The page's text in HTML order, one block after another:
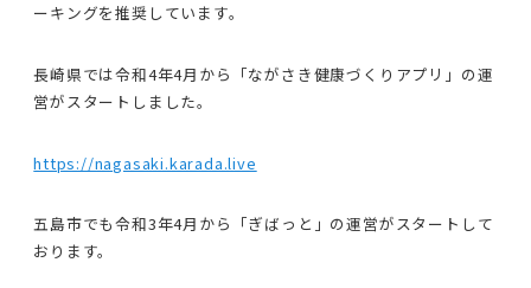
ーキングを推奨しています。
長崎県では令和4年4月から「ながさき健康づくりアプリ」の運
営がスタートしました。
https://nagasaki.karada.live
五島市でも令和3年4月から「ぎばっと」の運営がスタートして
おります。